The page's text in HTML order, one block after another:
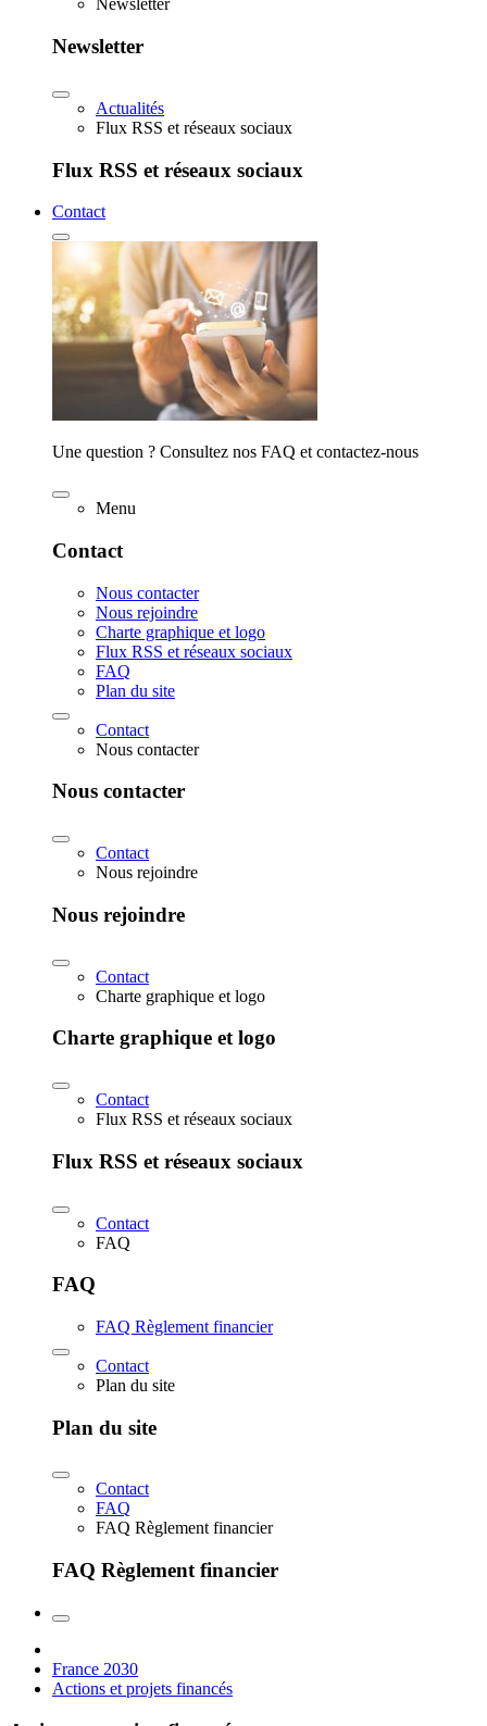
Newsletter
Newsletter
Actualités
Flux RSS et réseaux sociaux
Flux RSS et réseaux sociaux
Contact
Une question ? Consultez nos FAQ et contactez-nous
Menu
Contact
Nous contacter
Nous rejoindre
Charte graphique et logo
Flux RSS et réseaux sociaux
FAQ
Plan du site
Contact
Nous contacter
Nous contacter
Contact
Nous rejoindre
Nous rejoindre
Contact
Charte graphique et logo
Charte graphique et logo
Contact
Flux RSS et réseaux sociaux
Flux RSS et réseaux sociaux
Contact
FAQ
FAQ
FAQ Règlement financier
Contact
Plan du site
Plan du site
Contact
FAQ
FAQ Règlement financier
FAQ Règlement financier
France 2030
Actions et projets financés